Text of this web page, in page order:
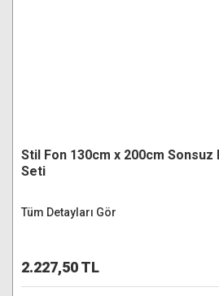
Stil Fon 130cm x 200cm
Seti
Tüm Detayları Gör
2.227,50 TL